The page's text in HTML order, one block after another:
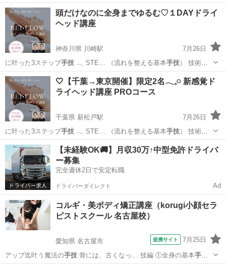
け…
茨城 水戸市 水戸駅 快眠 ヘッド
頭だけなのに全身までゆるむ♡１DAYドライ
ヘッド講座
神奈川県 川崎駅
7月26日
に叶った3ステップ手技 𓂃 STE… （流れを整える基本手技） 技術だ
け…
神奈川 川崎市 川崎駅 ヘッドスパ ヘッド
🤍【千葉→東京開催】限定2名𓂃𓈒𓏸 新感覚ド
ライヘッド講座 PROコース
千葉県 新松戸駅
7月26日
に叶った3ステップ手技 𓂃 STE… （流れを整える基本手技） 技術だ
け…
千葉 松戸市 新松戸駅 ヘッドスパ ヘッド
【未経験OK🚚】月収30万↑中型免許ドライバ
ー募集
完全週休2日で安定転職
ドライバーダイレクト Ad
コルギ・美ボディ矯正講座（korugi小顔セラ
ピストスクール 名古屋校）
愛知県 名古屋市 提携サイト 7月25日
アップ迄叶う魔法の手技骨には、古くなっ… 技編 ①全身の基本手技